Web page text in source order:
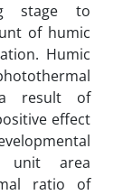
stage to
of humic
Humic
result of
effect
unit area
ratio of